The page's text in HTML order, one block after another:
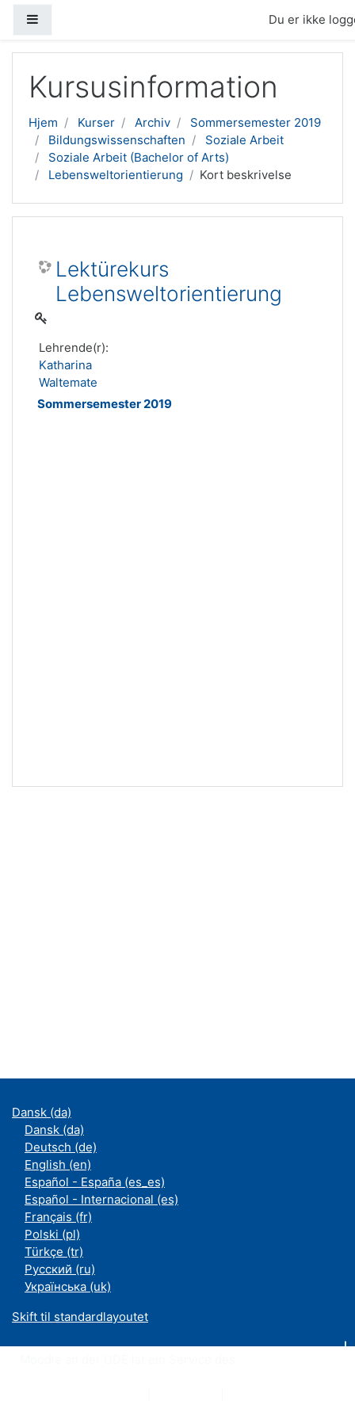
Du er ikke
Kursusinformation
Hjem Kurser Archiv
Sommersemester 2019
Bildungswissenschaften
Soziale Arbeit
Soziale Arbeit (Bachelor of Arts)
Lebensweltorientierung
Kort beskrivelse
Lektürekurs
Lebensweltorientierung
Lehrende(r):
Katharina
Waltemate
Sommersemester 2019
Dansk ‎(da)‎
Dansk ‎(da)‎
Deutsch ‎(de)‎
English ‎(en)‎
Español - España ‎(es_es)‎
Español - Internacional ‎(es)‎
Français ‎(fr)‎
Polski ‎(pl)‎
Türkçe ‎(tr)‎
Русский ‎(ru)‎
Українська ‎(uk)‎
Skift til standardlayoutet